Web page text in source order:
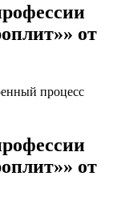
от
процесс
от